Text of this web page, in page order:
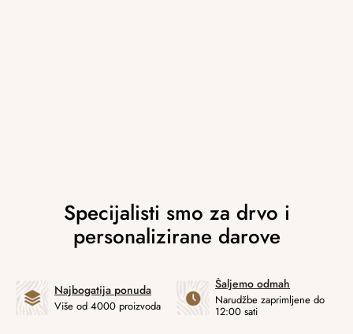
Najbogatija ponuda
Više od 4000 proizvoda
Šaljemo odmah
Narudžbe zaprimljene do
12:00 sati